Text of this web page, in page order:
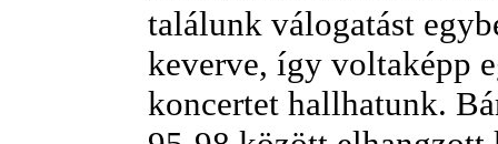
találunk válogatást
keverve, így voltaképp
koncertet hallhatunk.